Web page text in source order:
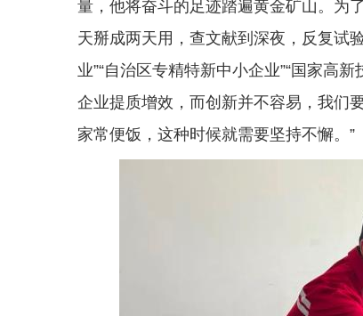
量，他将奋斗的足迹踏遍黄金矿山。为
天掰成两天用，查文献到深夜，反复试
业”“自治区专精特新中小企业”“国家高
企业提质增效，而创新并不容易，我们
家常便饭，这种时候就需要坚持不懈。”